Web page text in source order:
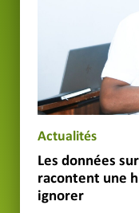
Actualités
Les données
racontent une
ignorer